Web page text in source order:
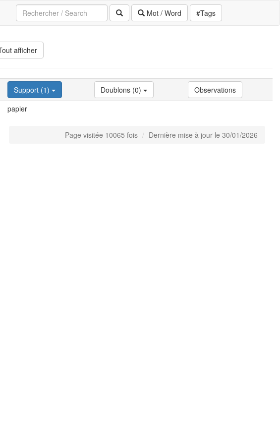
Mot / Word #Tags
afficher
Support (1) Doublons (0)
Observations
papier
Page visitée 10065 fois Dernière mise à jour le 30/01/2026